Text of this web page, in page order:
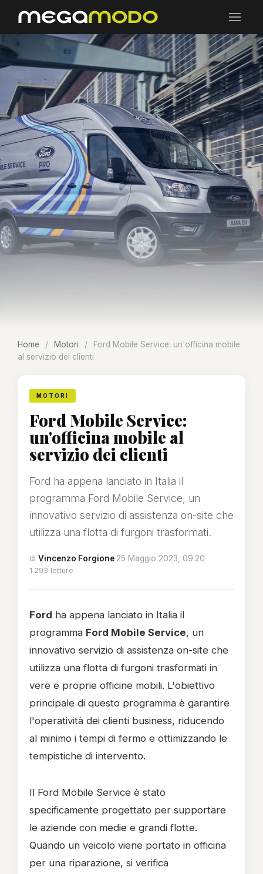
Home / Motori /
Ford Mobile Service: un'officina mobile
al servizio dei clienti
MOTORI
Ford Mobile Service:
un'officina mobile al
servizio dei clienti
Ford ha appena lanciato in Italia il
programma Ford Mobile Service, un
innovativo servizio di assistenza on-site che
utilizza una flotta di furgoni trasformati.
di Vincenzo Forgione·25 Maggio 2023, 09:20·
1.293 letture
Ford ha appena lanciato in Italia il
programma Ford Mobile Service, un
innovativo servizio di assistenza on-site che
utilizza una flotta di furgoni trasformati in
vere e proprie officine mobili. L'obiettivo
principale di questo programma è garantire
l'operatività dei clienti business, riducendo
al minimo i tempi di fermo e ottimizzando le
tempistiche di intervento.
Il Ford Mobile Service è stato
specificamente progettato per supportare
le aziende con medie e grandi flotte.
Quando un veicolo viene portato in officina
per una riparazione, si verifica